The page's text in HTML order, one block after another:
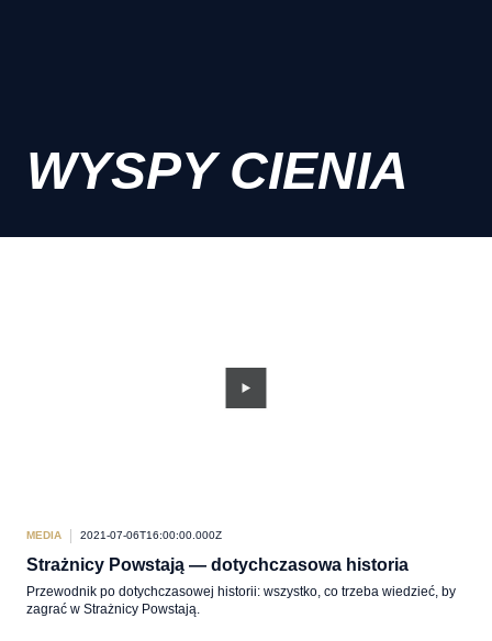
WYSPY CIENIA
MEDIA 2021-07-06T16:00:00.000Z
Strażnicy Powstają — dotychczasowa historia
Przewodnik po dotychczasowej historii: wszystko, co trzeba wiedzieć, by
zagrać w Strażnicy Powstają.